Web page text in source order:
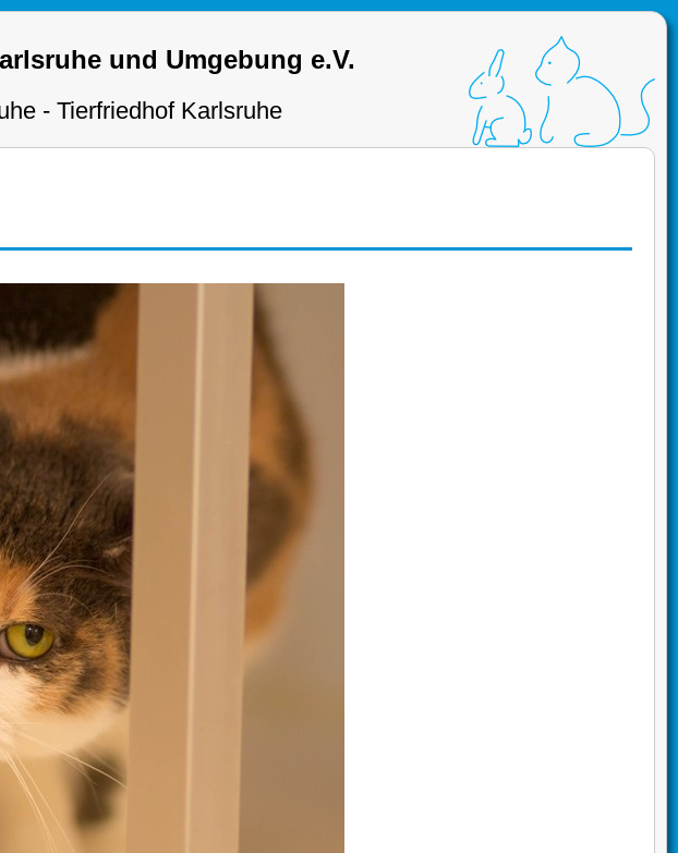
und Umgebung e.V.
- Tierfriedhof Karlsruhe